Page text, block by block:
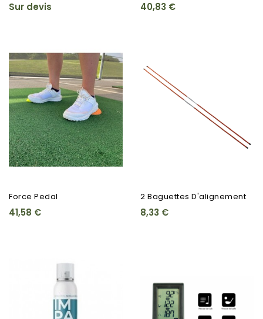
Sur devis 40,83 €
Force Pedal
41,58 €
2 Baguettes D'alignement
8,33 €